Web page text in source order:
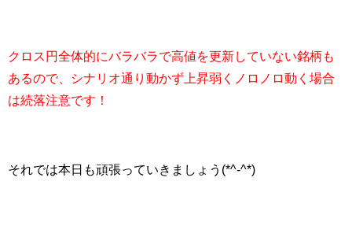
クロス円全体的にバラバラで高値を更新していない銘柄も
あるので、シナリオ通り動かず上昇弱くノロノロ動く場合
は続落注意です！
それでは本日も頑張っていきましょう(*^-^*)